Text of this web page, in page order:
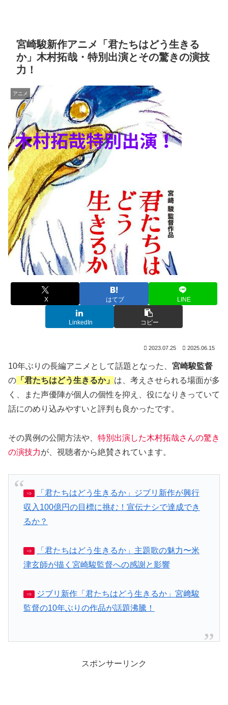
宮崎駿新作アニメ「君たちはどう生きる
か」木村拓哉・特別出演とその驚きの演技
力！
アニメ
X はてブ LINE
LinkedIn コピー
2023.07.25 2025.06.15
10年ぶりの長編アニメとして話題となった、 宮崎駿監督
の 「君たちはどう生きるか」 は、考えさせられる場面が多
く、また声優陣が個人の個性を抑え、役になりきっていて
話にのめり込みやすいと評判も良かったです。
その異例の公開方法や、 特別出演した木村拓哉さんの驚き
の演技力が、視聴者から絶賛されています。
⇒
「君たちはどう生きるか」ジブリ新作が興行
収入100億円の目標に挑む！宣伝ナシで達成でき
るか？
⇒
「君たちはどう生きるか」主題歌の魅力〜米
津玄師が描く宮崎駿監督への感謝と影響
⇒
ジブリ新作「君たちはどう生きるか」宮﨑駿
監督の10年ぶりの作品が話題沸騰！
スポンサーリンク